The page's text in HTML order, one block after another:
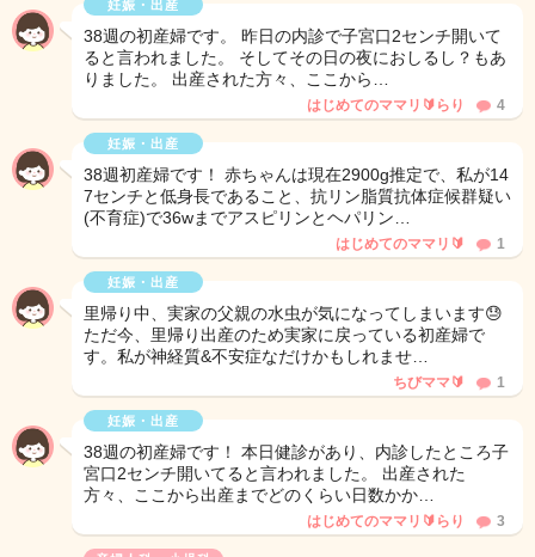
妊娠・出産
38週の初産婦です。 昨日の内診で子宮口2センチ開いて
ると言われました。 そしてその日の夜におしるし？もあ
りました。 出産された方々、ここから…
はじめてのママリ🔰らり 4
妊娠・出産
38週初産婦です！ 赤ちゃんは現在2900g推定で、私が14
7センチと低身長であること、抗リン脂質抗体症候群疑い
(不育症)で36wまでアスピリンとヘパリン…
はじめてのママリ🔰 1
妊娠・出産
里帰り中、実家の父親の水虫が気になってしまいます😓
ただ今、里帰り出産のため実家に戻っている初産婦で
す。私が神経質&不安症なだけかもしれませ…
ちびママ🔰 1
妊娠・出産
38週の初産婦です！ 本日健診があり、内診したところ子
宮口2センチ開いてると言われました。 出産された
方々、ここから出産までどのくらい日数かか…
はじめてのママリ🔰らり 3